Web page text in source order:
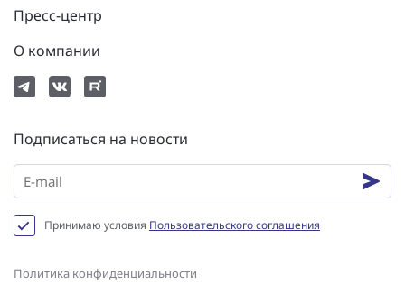
Пресс-центр
О компании
Подписаться на новости
Принимаю условия Пользовательского соглашения
Политика конфиденциальности